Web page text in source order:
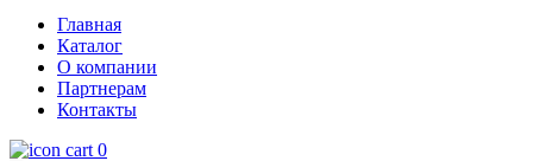
Главная
Каталог
О компании
Партнерам
Контакты
0